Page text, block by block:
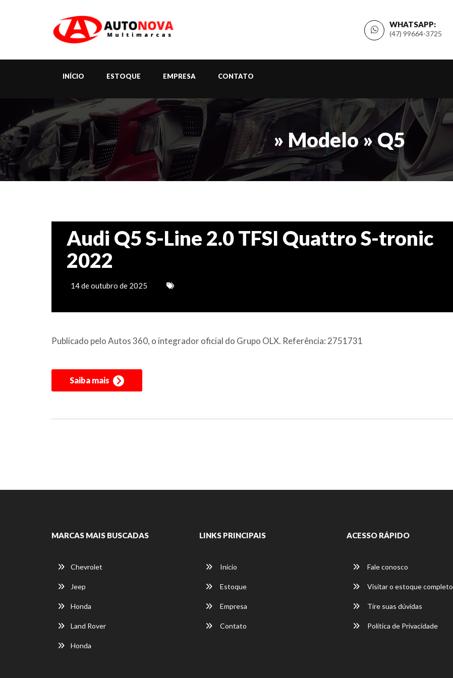
WHATSAPP:
(47) 99664-3725
INÍCIO ESTOQUE EMPRESA CONTATO
» Modelo » Q5
Audi Q5 S-Line 2.0 TFSI Quattro S-tronic
2022
14 de outubro de 2025
Publicado pelo Autos 360, o integrador oficial do Grupo OLX. Referência: 2751731
Saiba mais
MARCAS MAIS BUSCADAS
Chevrolet
Jeep
Honda
Land Rover
Honda
LINKS PRINCIPAIS
Início
Estoque
Empresa
Contato
ACESSO RÁPIDO
Fale conosco
Visitar o estoque completo
Tire suas dúvidas
Política de Privacidade